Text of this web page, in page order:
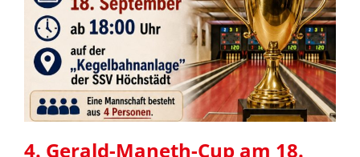
4. Gerald-Maneth-Cup am 18.